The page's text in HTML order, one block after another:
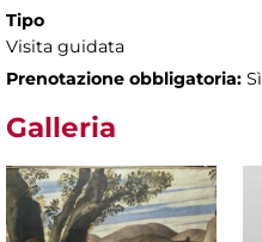
Tipo
Visita guidata
Prenotazione obbligatoria: Sì
Galleria